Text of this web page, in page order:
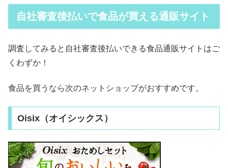
自社審査後払いで食品が買える通販サイト
調査してみると自社審査後払いできる食品通販サイトはご
くわずか！
食品を買うなら次のネットショップがおすすめです。
Oisix（オイシックス）